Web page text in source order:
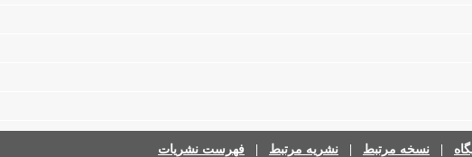
نسخه مرتبط نشریه مرتبط فهرست نشریات